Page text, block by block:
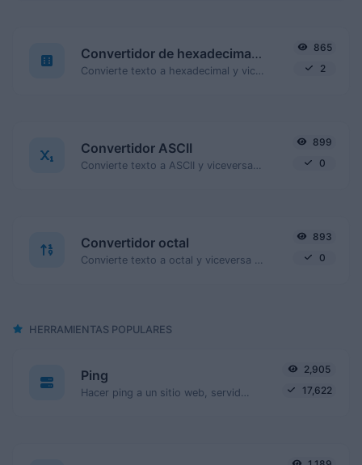
Convertidor de hexadecimales
865
2
Convertidor ASCII
899
0
Convertidor octal
893
0
HERRAMIENTAS POPULARES
Ping
2,905
17,622